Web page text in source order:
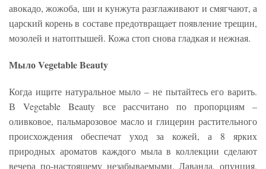
авокадо, жожоба, ши и кунжута разглаживают и смягчают, а
царский корень в составе предотвращает появление трещин,
мозолей и натоптышей. Кожа стоп снова гладкая и нежная.
Мыло Vegetable Beauty
Когда ищите натуральное мыло – не пытайтесь его варить.
В Vegetable Beauty все рассчитано по пропорциям –
оливковое, пальмарозовое масло и глицерин растительного
происхождения обеспечат уход за кожей, а 8 ярких
природных ароматов каждого мыла в коллекции сделают
вечера по-настоящему незабываемыми. Лаванда, опунция,